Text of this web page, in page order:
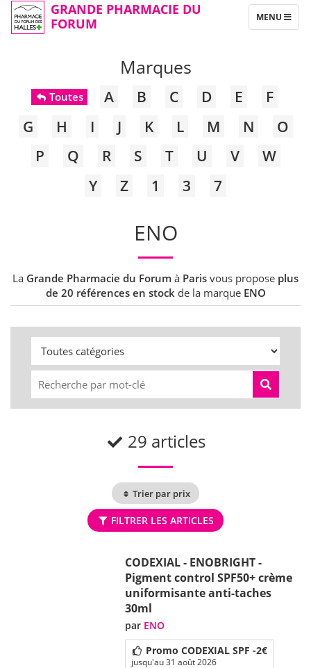
GRANDE PHARMACIE DU
FORUM
TOGGLE
NAVIGATION
MENU
Marques
Toutes A B C D E
F
G
H I J K L M N
O
P
Q R S T U V
W
Y
Z 1 3 7
ENO
La Grande Pharmacie du Forum à Paris vous propose plus
de 20 références en stock de la marque ENO
29 articles
Trier par prix
FILTRER LES ARTICLES
CODEXIAL - ENOBRIGHT -
Pigment control SPF50+ crème
uniformisante anti-taches
30ml
par ENO
Promo CODEXIAL SPF -2€
jusqu'au 31 août 2026